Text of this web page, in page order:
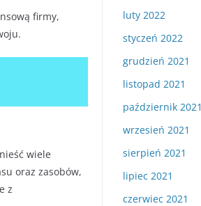
firmy,
wiele
oraz zasobów,
z
luty 2022
styczeń 2022
grudzień 2021
listopad 2021
październik 2021
wrzesień 2021
sierpień 2021
lipiec 2021
czerwiec 2021